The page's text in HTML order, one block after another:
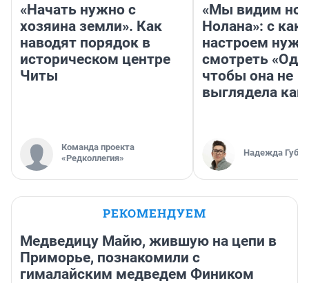
«Начать нужно с
хозяина земли». Как
наводят порядок в
историческом центре
Читы
Команда проекта
«Редколлегия»
«Мы видим
Нолана»: с
настроем
смотреть
чтобы она не
выглядела как
Надежда
РЕКОМЕНДУЕМ
Медведицу Майю, жившую на цепи в
Приморье, познакомили с
гималайским медведем Фиником